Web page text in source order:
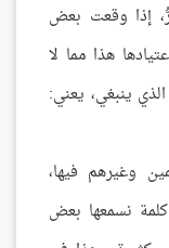
إذا وقعت بعض
هذا مما لا
ينبغي، يعني:
وغيرهم فيها،
نسمعها بعض